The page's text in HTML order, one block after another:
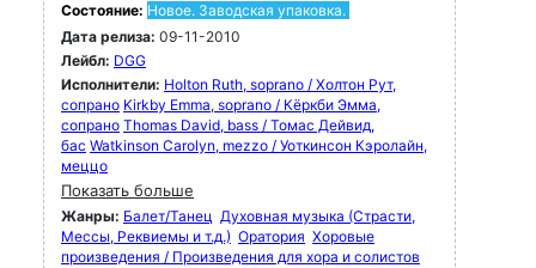
Состояние: Новое. Заводская упаковка.
Дата релиза: 09-11-2010
Лейбл: DGG
Исполнители: Holton Ruth, soprano / Холтон Рут,
сопрано Kirkby Emma, soprano / Кёркби Эмма,
сопрано Thomas David, bass / Томас Дейвид,
бас Watkinson Carolyn, mezzo / Уоткинсон Кэролайн,
меццо
Показать больше
Жанры: Балет/Танец Духовная музыка (Страсти,
Мессы, Реквиемы и т.д.) Оратория Хоровые
произведения / Произведения для хора и солистов